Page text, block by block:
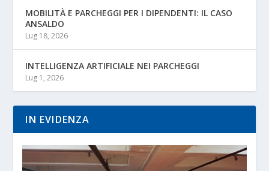
MOBILITÀ E PARCHEGGI PER I DIPENDENTI: IL CASO
ANSALDO
Lug 18, 2026
INTELLIGENZA ARTIFICIALE NEI PARCHEGGI
Lug 1, 2026
IN EVIDENZA